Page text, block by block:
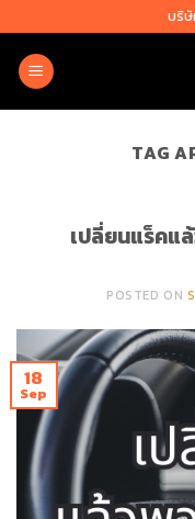
to
content
บริษั
TAG
เปลี่ยนแร็คแ
POSTED ON
18
Sep